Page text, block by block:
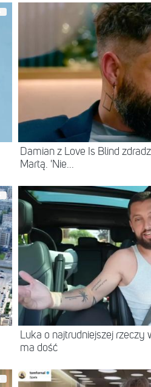
Damian z Love Is Blind
Martą. 'Nie...
Luka o najtrudniejszej rzeczy
ma dość